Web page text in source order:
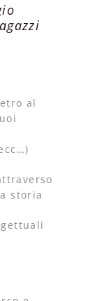
al
storia